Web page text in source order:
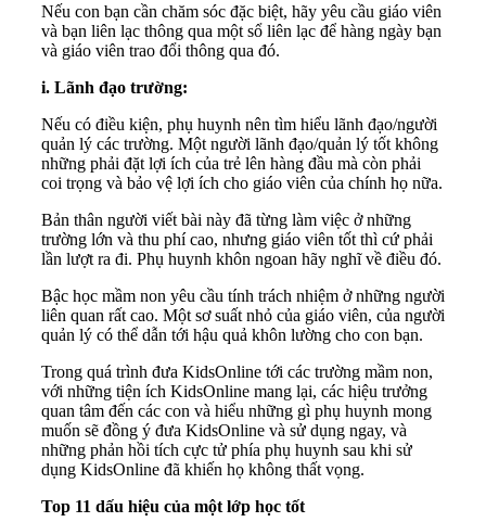
Nếu con bạn cần chăm sóc đặc biệt, hãy yêu cầu giáo viên
và bạn liên lạc thông qua một sổ liên lạc để hàng ngày bạn
và giáo viên trao đổi thông qua đó.
i. Lãnh đạo trường:
Nếu có điều kiện, phụ huynh nên tìm hiểu lãnh đạo/người
quản lý các trường. Một người lãnh đạo/quản lý tốt không
những phải đặt lợi ích của trẻ lên hàng đầu mà còn phải
coi trọng và bảo vệ lợi ích cho giáo viên của chính họ nữa.
Bản thân người viết bài này đã từng làm việc ở những
trường lớn và thu phí cao, nhưng giáo viên tốt thì cứ phải
lần lượt ra đi. Phụ huynh khôn ngoan hãy nghĩ về điều đó.
Bậc học mầm non yêu cầu tính trách nhiệm ở những người
liên quan rất cao. Một sơ suất nhỏ của giáo viên, của người
quản lý có thể dẫn tới hậu quả khôn lường cho con bạn.
Trong quá trình đưa KidsOnline tới các trường mầm non,
với những tiện ích KidsOnline mang lại, các hiệu trưởng
quan tâm đến các con và hiểu những gì phụ huynh mong
muốn sẽ đồng ý đưa KidsOnline và sử dụng ngay, và
những phản hồi tích cực tử phía phụ huynh sau khi sử
dụng KidsOnline đã khiến họ không thất vọng.
Top 11 dấu hiệu của một lớp học tốt